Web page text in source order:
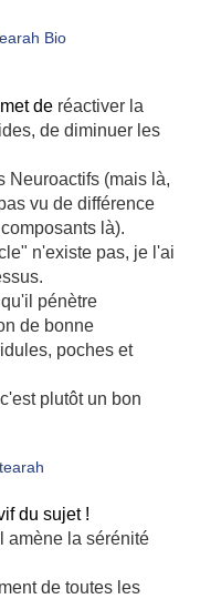
de réactiver la
de diminuer les
Neuroactifs (mais là,
vu de différence
là).
n'existe pas, je l'ai
pénètre
de bonne
poches et
plutôt un bon
du sujet !
amène la sérénité
de toutes les